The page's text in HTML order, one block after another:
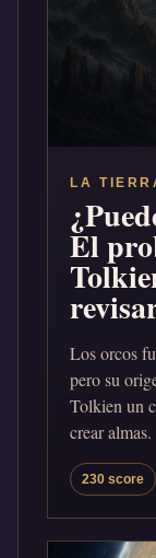
LA
El
Los orcos
pero su
Tolkien un
crear almas.
230 score